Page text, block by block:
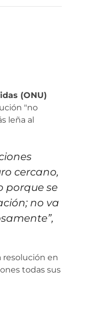
(ONU)
"no
leña al
cercano,
porque se
no va
resolución en
todas sus